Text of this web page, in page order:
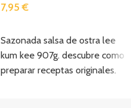
7,95€
Sazonada salsa de ostra lee
kum kee 907g. descubre como
preparar receptas originales.